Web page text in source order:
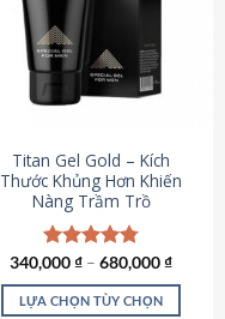
tùy
chọn
có
chọn
trên
trang
sản
phẩm
Titan Gel Gold – Kích
Thước Khủng Hơn Khiến
Nàng Trầm Trồ
Được xếp
hạng4.79
5 sao
340,000₫ – 680,000₫
LỰA CHỌN TÙY CHỌN